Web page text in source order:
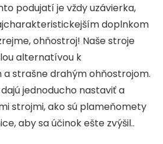
podujatí je vždy uzávierka,
doplnkom
ohňostroj! Naše stroje
alternatívou k
strašne drahým ohňostrojom.
jednoducho nastaviť a
strojmi, ako sú plameňomety
aby sa účinok ešte zvýšil..